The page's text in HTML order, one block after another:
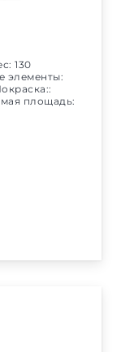
130
элементы:
площадь: